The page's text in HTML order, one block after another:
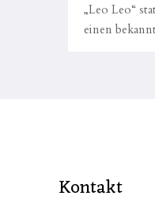
„Leo Leo“
einen
Kontakt